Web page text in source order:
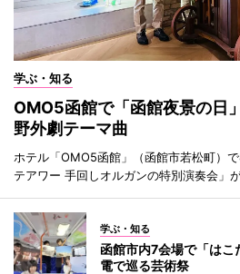
学ぶ・知る
OMO5函館で「函館夜景の
野外劇テーマ曲
ホテル「OMO5函館」（函館市若松町）
テアワー 手回しオルガンの特別演奏会」が
学ぶ・知る
函館市内7会場で「は
電で巡る芸術祭